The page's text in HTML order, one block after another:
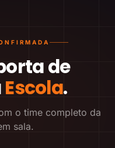
de
Escola.
o time completo da
sala.